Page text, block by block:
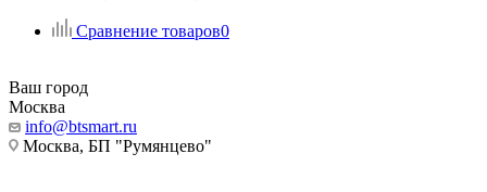
Сравнение товаров0
Ваш город
Москва
info@btsmart.ru
Москва, БП "Румянцево"